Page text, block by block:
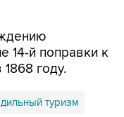
14-й поправки к
году.
туризм